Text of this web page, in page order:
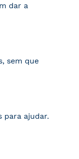
dar a
sem que
para ajudar.